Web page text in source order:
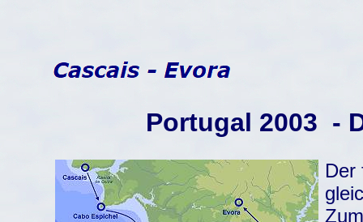
Portugal 2003 -
Der